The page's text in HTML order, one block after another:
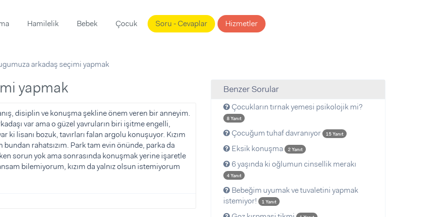
Hamilelik Bebek Çocuk Soru - Cevaplar Hizmetler
arkadaş seçimi yapmak
yapmak
disiplin ve konuşma şekline önem veren bir anneyim.
var ama o güzel yavruların biri işitme engelli,
lisanı bozuk, tavırları falan argolu konuşuyor. Kızım
rahatsızım. Park tam evin önünde, parka da
sorun yok ama sonrasında konuşmak yerine işaretle
bilemiyorum, kızım da yalnız olsun istemiyorum
Benzer Sorular
Çocukların tırnak yemesi psikolojik mi?
8 Yanıt
Çocuğum tuhaf davranıyor 15 Yanıt
Eksik konuşma 2 Yanıt
6 yaşında ki oğlumun cinsellik merakı
4 Yanıt
Bebeğim uyumak ve tuvaletini yapmak
istemiyor!
1 Yanıt